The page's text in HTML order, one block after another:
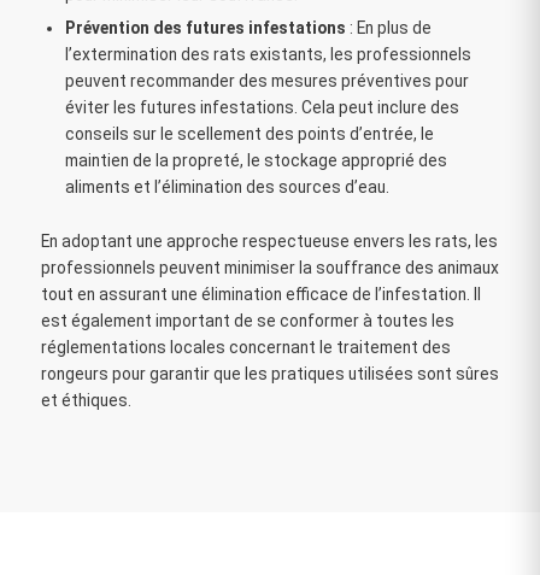
Prévention des futures infestations : En plus de
l’extermination des rats existants, les professionnels
peuvent recommander des mesures préventives pour
éviter les futures infestations. Cela peut inclure des
conseils sur le scellement des points d’entrée, le
maintien de la propreté, le stockage approprié des
aliments et l’élimination des sources d’eau.
En adoptant une approche respectueuse envers les rats, les
professionnels peuvent minimiser la souffrance des animaux
tout en assurant une élimination efficace de l’infestation. Il
est également important de se conformer à toutes les
réglementations locales concernant le traitement des
rongeurs pour garantir que les pratiques utilisées sont sûres
et éthiques.